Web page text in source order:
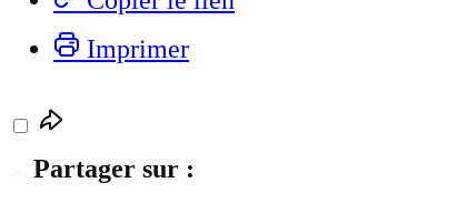
Imprimer
Partager sur :